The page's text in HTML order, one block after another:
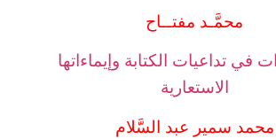
محمَّـد مفتــاح
في تداعيات الكتابة وإيماءاتها
الاستعارية
محمد سمير عبد السَّلام